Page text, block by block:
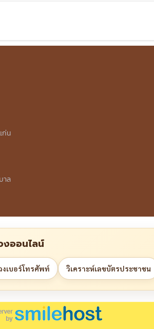
ก่น
าล
งออนไลน์
งเบอร์โทรศัพท์ วิเคราะห์เลขบัตรประชาชน